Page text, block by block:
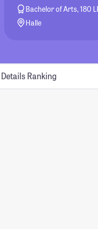
Bachelor of Arts, 180
Halle
Details Ranking